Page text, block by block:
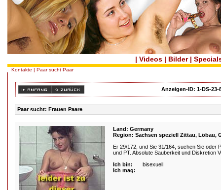
| Videos | Bilder|
Kontakte | Paar sucht Paar
Anzeigen-ID: 1-DS-23-
Paar sucht: Frauen Paare
Land: Germany
Region: Sachsen speziell Zittau, Löbau,
Er 29/172, und Sie 31/164, suchen Sie oder
und PT. Absolute Sauberkeit und Diskretion
Ich bin:
bisexuell
Ich mag: